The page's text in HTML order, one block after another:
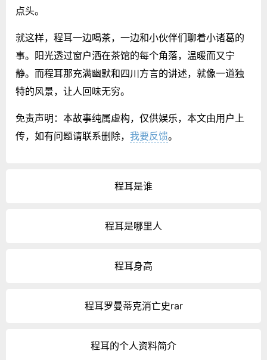
点头。
就这样，程耳一边喝茶，一边和小伙伴们聊着小诸葛的
事。阳光透过窗户洒在茶馆的每个角落，温暖而又宁
静。而程耳那充满幽默和四川方言的讲述，就像一道独
特的风景，让人回味无穷。
免责声明：本故事纯属虚构，仅供娱乐，本文由用户上
传，如有问题请联系删除， 我要反馈。
程耳是谁
程耳是哪里人
程耳身高
程耳罗曼蒂克消亡史rar
程耳的个人资料简介